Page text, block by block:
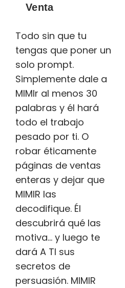
Venta
Todo sin que tu
tengas que poner un
solo prompt.
Simplemente dale a
MIMIr al menos 30
palabras y él hará
todo el trabajo
pesado por ti. O
robar éticamente
páginas de ventas
enteras y dejar que
MIMIR las
decodifique. Él
descubrirá qué las
motiva… y luego te
dará A TI sus
secretos de
persuasión. MIMIR